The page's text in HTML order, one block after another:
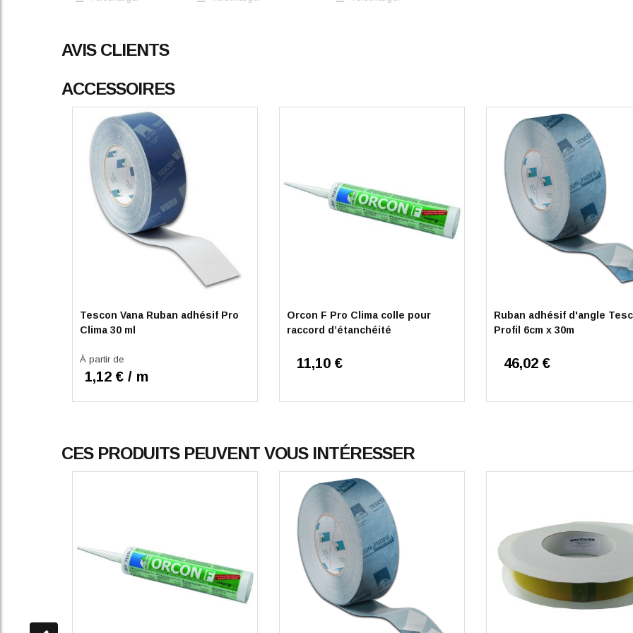
AVIS CLIENTS
ACCESSOIRES
Tescon Vana Ruban adhésif Pro
Clima 30 ml
À partir de
1,12 € / m
Orcon F Pro Clima colle pour
raccord d’étanchéité
11,10 €
Ruban adhésif d'angle
Profil 6cm x 30m
46,02 €
CES PRODUITS PEUVENT VOUS INTÉRESSER